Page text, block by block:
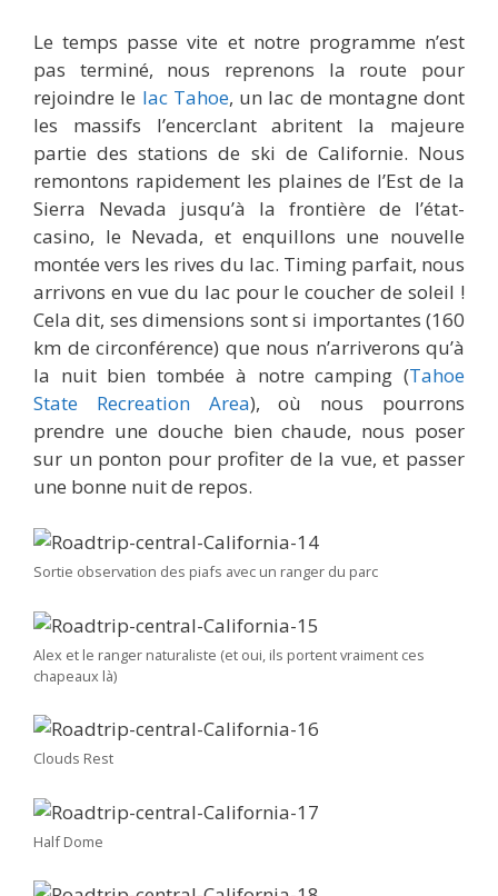
Le temps passe vite et notre programme n’est
pas terminé, nous reprenons la route pour
rejoindre le lac Tahoe, un lac de montagne dont
les massifs l’encerclant abritent la majeure
partie des stations de ski de Californie. Nous
remontons rapidement les plaines de l’Est de la
Sierra Nevada jusqu’à la frontière de l’état-
casino, le Nevada, et enquillons une nouvelle
montée vers les rives du lac. Timing parfait, nous
arrivons en vue du lac pour le coucher de soleil !
Cela dit, ses dimensions sont si importantes (160
km de circonférence) que nous n’arriverons qu’à
la nuit bien tombée à notre camping (Tahoe
State Recreation Area), où nous pourrons
prendre une douche bien chaude, nous poser
sur un ponton pour profiter de la vue, et passer
une bonne nuit de repos.
Sortie observation des piafs avec un ranger du parc
Alex et le ranger naturaliste (et oui, ils portent vraiment ces
chapeaux là)
Clouds Rest
Half Dome